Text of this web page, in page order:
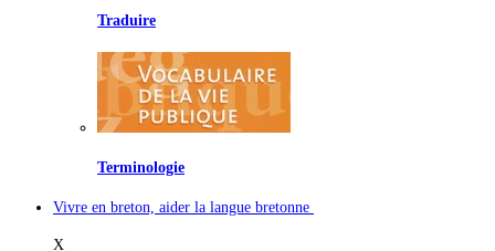
Traduire
Terminologie
Vivre en breton, aider la langue bretonne
X